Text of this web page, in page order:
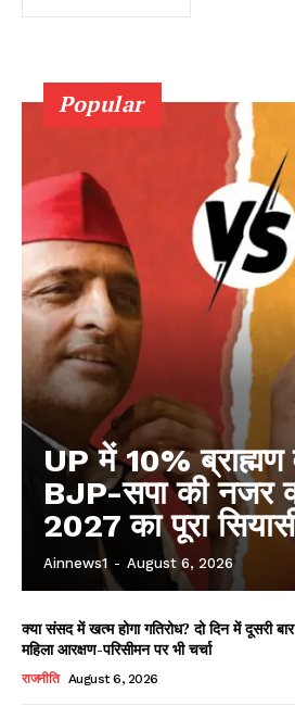
Popular
UP में 10% ब्राह्मण
BJP-सपा की नजर
2027 का पूरा
Ainnews1 - August 6, 2026
क्या संसद में खत्म होगा गतिरोध? दो दिन में दूसरी
महिला आरक्षण-परिसीमन पर भी चर्चा
राजनीति August 6, 2026